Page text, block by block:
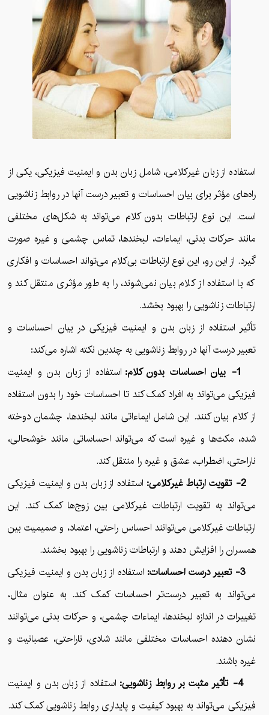
استفاده از زبان غیرکلامی، شامل زبان بدن و ایمنیت فیزیکی، یکی از
راه‌های مؤثر برای بیان احساسات و تعبیر درست آنها در روابط زناشویی
است. این نوع ارتباطات بدون کلام می‌تواند به شکل‌های مختلفی
مانند حرکات بدنی، ایماءات، لبخندها، تماس چشمی و غیره صورت
گیرد. از این رو، این نوع ارتباطات بی‌کلام می‌تواند احساسات و افکاری
که با استفاده از کلام بیان نمی‌شوند، را به طور مؤثری منتقل کند و
ارتباطات زناشویی را بهبود بخشد.
تأثیر استفاده از زبان بدن و ایمنیت فیزیکی در بیان احساسات و
تعبیر درست آنها در روابط زناشویی به چندین نکته اشاره می‌کند:
1- بیان احساسات بدون کلام:
استفاده از زبان بدن و ایمنیت
فیزیکی می‌تواند به افراد کمک کند تا احساسات خود را بدون استفاده
از کلام بیان کنند. این شامل ایماءاتی مانند لبخندها، چشمان دوخته
شده، مکث‌ها و غیره است که می‌تواند احساساتی مانند خوشحالی،
ناراحتی، اضطراب، عشق و غیره را منتقل کند.
2- تقویت ارتباط غیرکلامی:
استفاده از زبان بدن و ایمنیت فیزیکی
می‌تواند به تقویت ارتباطات غیرکلامی بین زوج‌ها کمک کند. این
ارتباطات غیرکلامی می‌توانند احساس راحتی، اعتماد، و صمیمیت بین
همسران را افزایش دهند و ارتباطات زناشویی را بهبود بخشند.
استفاده از زبان بدن و ایمنیت فیزیکی
می‌تواند به تعبیر درست‌تر احساسات کمک کند. به عنوان مثال،
تغییرات در اندازه لبخندها، ایماءات چشمی، و حرکات بدنی می‌توانند
نشان دهنده احساسات مختلفی مانند شادی، ناراحتی، عصبانیت و
غیره باشند.
4- تأثیر مثبت بر روابط زناشویی:
استفاده از زبان بدن و ایمنیت
فیزیکی می‌تواند به بهبود کیفیت و پایداری روابط زناشویی کمک کند.